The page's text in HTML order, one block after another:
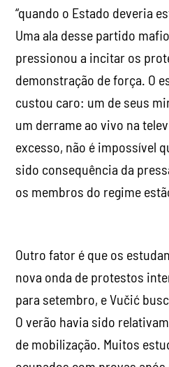
“quando o Estado deveria
Uma ala desse partido
pressionou a incitar os
demonstração de força. O
custou caro: um de seus
um derrame ao vivo na
excesso, não é impossível
sido consequência da
os membros do regime
Outro fator é que os
nova onda de protestos
para setembro, e Vučić
O verão havia sido
de mobilização. Muitos